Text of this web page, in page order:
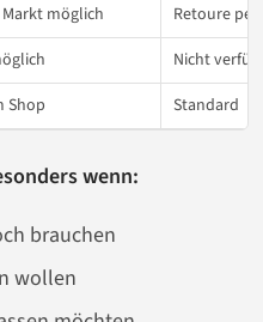
möglich
Retoure per
Nicht
Shop Standard
wenn:
brauchen
wollen